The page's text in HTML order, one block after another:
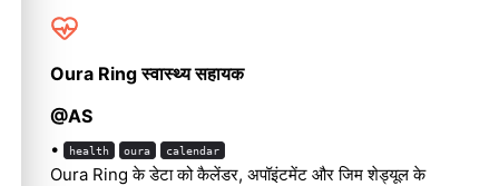
Oura Ring स्वास्थ्य सहायक
@AS
• health oura calendar
Oura Ring के डेटा को कैलेंडर, अपॉइंटमेंट और जिम शेड्यूल के